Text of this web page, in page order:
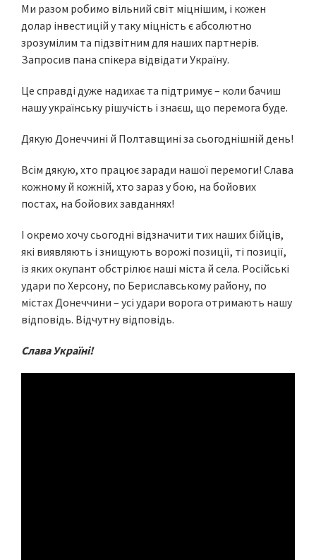
Ми разом робимо вільний світ міцнішим, і кожен
долар інвестицій у таку міцність є абсолютно
зрозумілим та підзвітним для наших партнерів.
Запросив пана спікера відвідати Україну.
Це справді дуже надихає та підтримує – коли бачиш
нашу українську рішучість і знаєш, що перемога буде.
Дякую Донеччині й Полтавщині за сьогоднішній день!
Всім дякую, хто працює заради нашої перемоги! Слава
кожному й кожній, хто зараз у бою, на бойових
постах, на бойових завданнях!
І окремо хочу сьогодні відзначити тих наших бійців,
які виявляють і знищують ворожі позиції, ті позиції,
із яких окупант обстрілює наші міста й села. Російські
удари по Херсону, по Бериславському району, по
містах Донеччини – усі удари ворога отримають нашу
відповідь. Відчутну відповідь.
Слава Україні!